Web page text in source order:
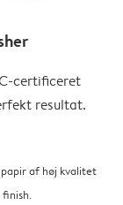
certificeret
resultat.
papir af høj kvalitet